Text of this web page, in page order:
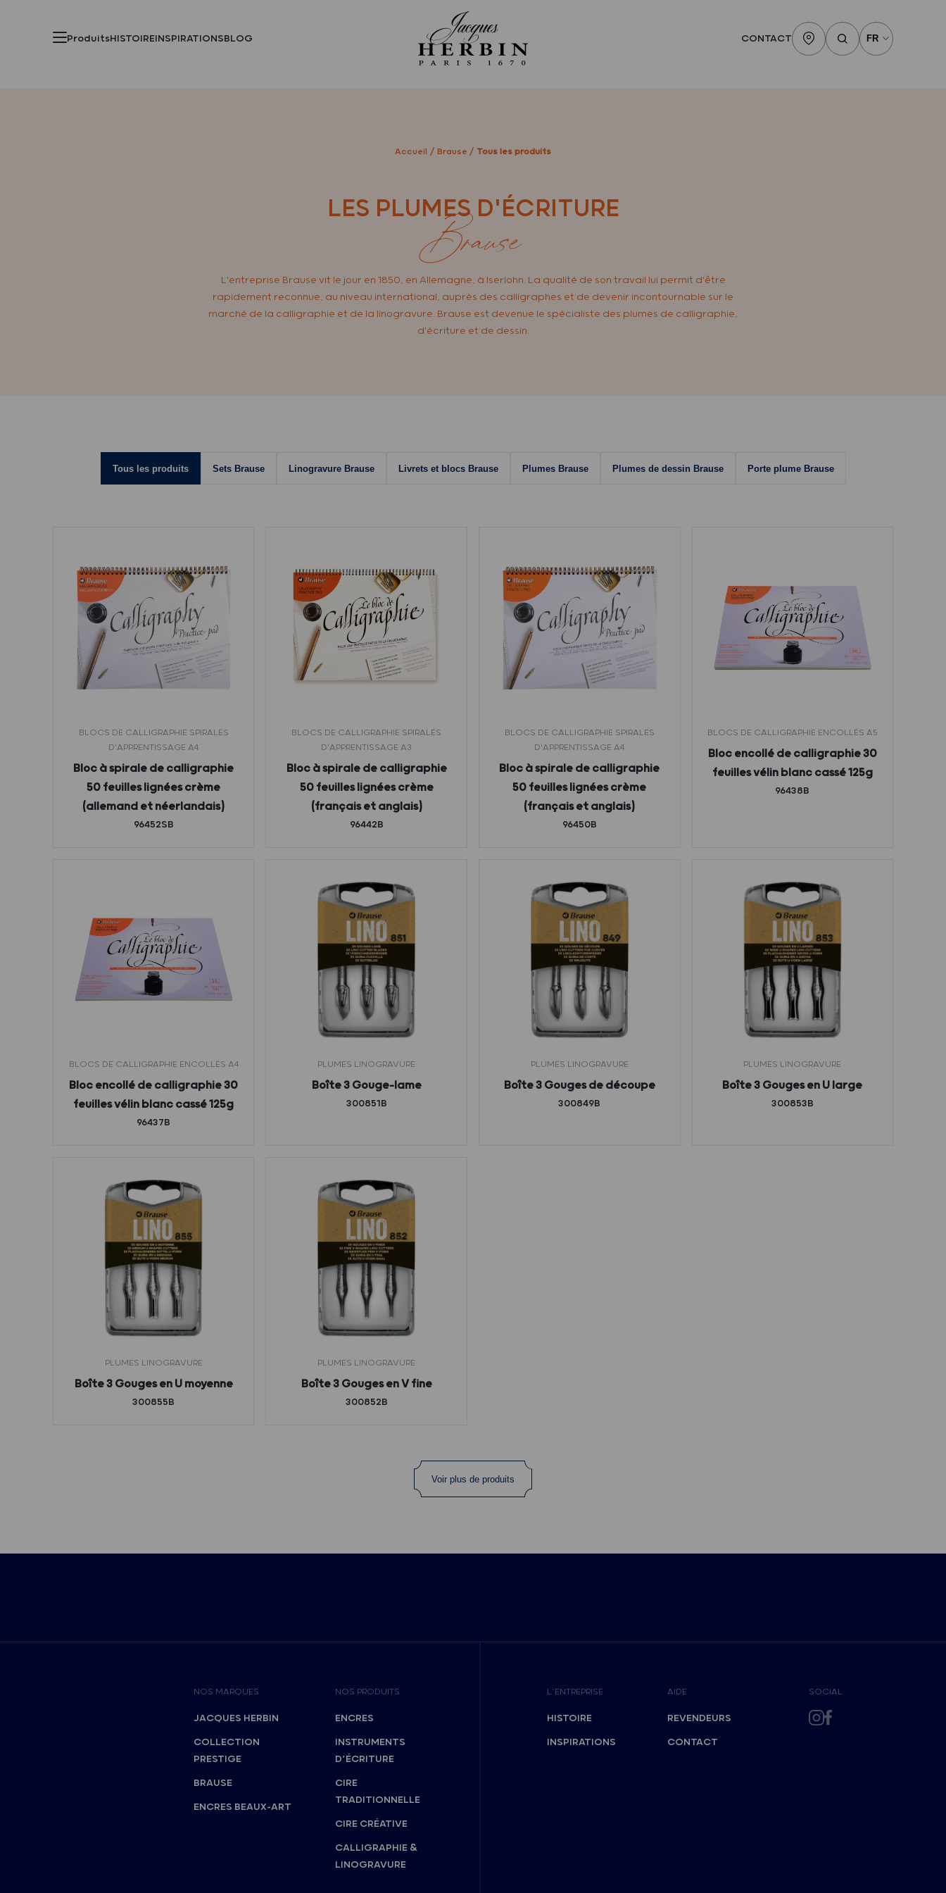
ProduitsHISTOIREINSPIRATIONSBLOG CONTACT
Accueil Brause Tous les produits
LES PLUMES D'ÉCRITURE
Brause
L'entreprise Brause vit le jour en 1850, en Allemagne, à Iserlohn. La qualité de son travail lui permit d'être
rapidement reconnue, au niveau international, auprès des calligraphes et de devenir incontournable sur le
marché de la calligraphie et de la linogravure. Brause est devenue le spécialiste des plumes de calligraphie,
d'écriture et de dessin.
Tous les produits Sets Brause Linogravure Brause Livrets et blocs Brause Plumes Brause Plumes de dessin Brause Porte plume Brause
BLOCS DE CALLIGRAPHIE SPIRALÉS
D'APPRENTISSAGE A4
Bloc à spirale de calligraphie
50 feuilles lignées crème
(allemand et néerlandais)
96452SB
BLOCS DE CALLIGRAPHIE SPIRALÉS
D'APPRENTISSAGE A3
Bloc à spirale de calligraphie
50 feuilles lignées crème
(français et anglais)
96442B
BLOCS DE CALLIGRAPHIE SPIRALÉS
D'APPRENTISSAGE A4
Bloc à spirale de calligraphie
50 feuilles lignées crème
(français et anglais)
96450B
BLOCS DE CALLIGRAPHIE ENCOLLÉS A5
Bloc encollé de calligraphie 30
feuilles vélin blanc cassé 125g
96438B
BLOCS DE CALLIGRAPHIE ENCOLLÉS A4
Bloc encollé de calligraphie 30
feuilles vélin blanc cassé 125g
96437B
PLUMES LINOGRAVURE
Boîte 3 Gouge-lame
300851B
PLUMES LINOGRAVURE
Boîte 3 Gouges de découpe
300849B
PLUMES LINOGRAVURE
Boîte 3 Gouges en U large
300853B
PLUMES LINOGRAVURE
Boîte 3 Gouges en U moyenne
300855B
PLUMES LINOGRAVURE
Boîte 3 Gouges en V fine
300852B
Voir plus de produits
NOS MARQUES
JACQUES HERBIN
COLLECTION
PRESTIGE
BRAUSE
ENCRES BEAUX-ART
NOS PRODUITS
ENCRES
INSTRUMENTS
D’ÉCRITURE
CIRE
TRADITIONNELLE
CIRE CRÉATIVE
CALLIGRAPHIE &
LINOGRAVURE
L’ENTREPRISE
HISTOIRE
INSPIRATIONS
AIDE
REVENDEURS
CONTACT
SOCIAL